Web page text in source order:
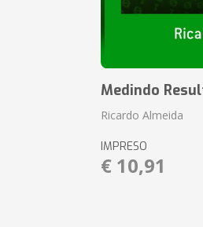
Medindo
Ricardo Almeida
IMPRESO
€ 10,91